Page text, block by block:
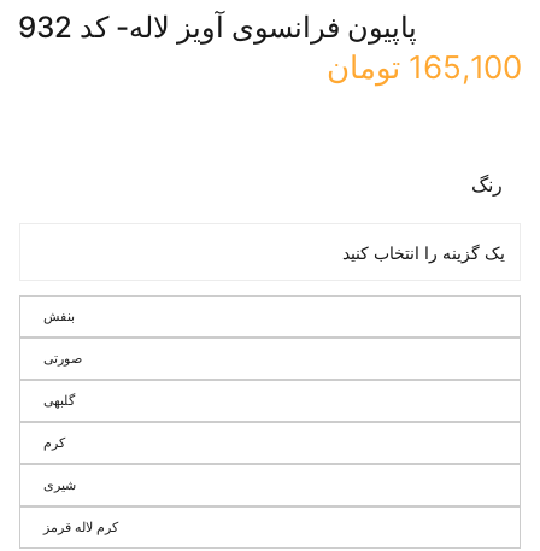
پاپیون فرانسوی آویز لاله- کد 932
165,100 تومان
رنگ
بنفش
صورتی
گلبهی
کرم
شیری
کرم لاله قرمز